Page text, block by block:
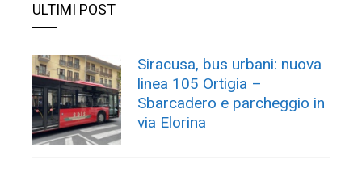
ULTIMI POST
Siracusa, bus urbani: nuova
linea 105 Ortigia –
Sbarcadero e parcheggio in
via Elorina